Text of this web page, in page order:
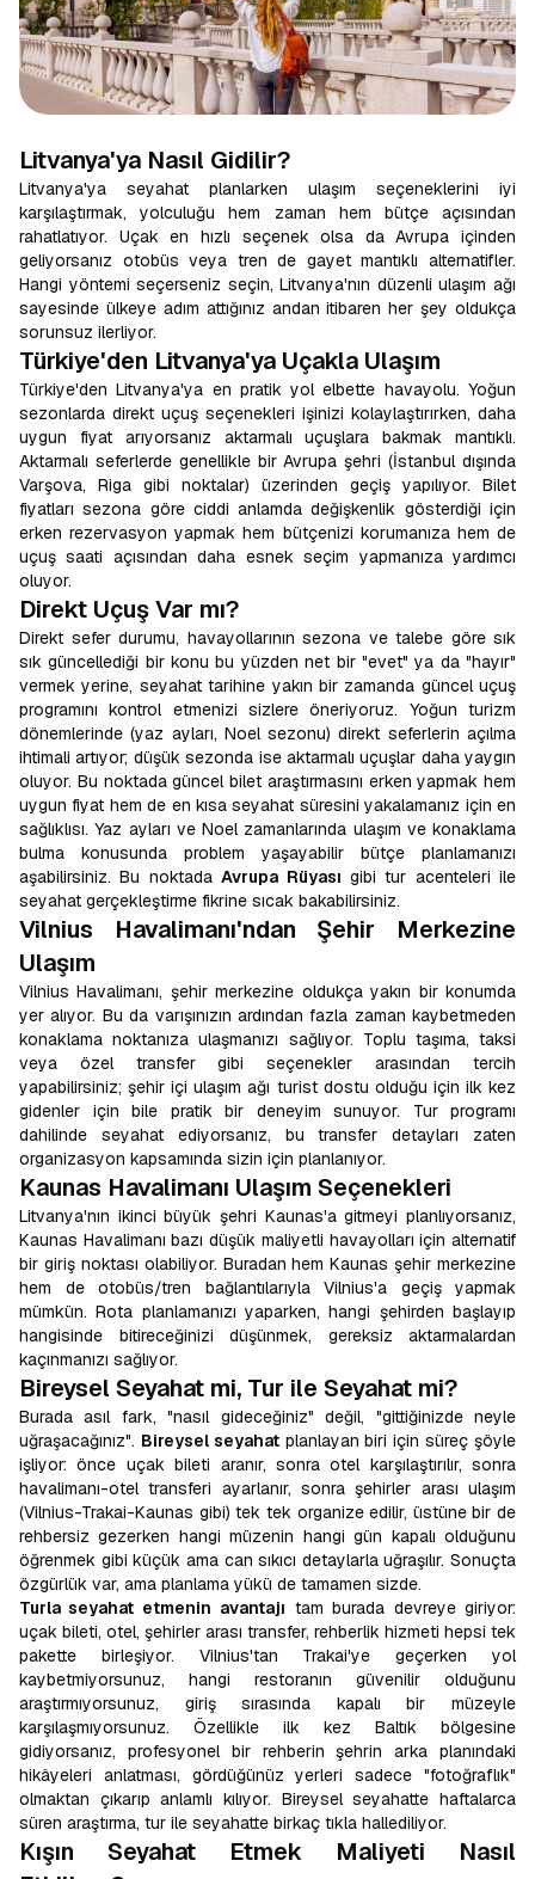
Litvanya'ya Nasıl Gidilir?
Litvanya'ya seyahat planlarken ulaşım seçeneklerini iyi
karşılaştırmak, yolculuğu hem zaman hem bütçe açısından
rahatlatıyor. Uçak en hızlı seçenek olsa da Avrupa içinden
geliyorsanız otobüs veya tren de gayet mantıklı alternatifler.
Hangi yöntemi seçerseniz seçin, Litvanya'nın düzenli ulaşım ağı
sayesinde ülkeye adım attığınız andan itibaren her şey oldukça
sorunsuz ilerliyor.
Türkiye'den Litvanya'ya Uçakla Ulaşım
Türkiye'den Litvanya'ya en pratik yol elbette havayolu. Yoğun
sezonlarda direkt uçuş seçenekleri işinizi kolaylaştırırken, daha
uygun fiyat arıyorsanız aktarmalı uçuşlara bakmak mantıklı.
Aktarmalı seferlerde genellikle bir Avrupa şehri (İstanbul dışında
Varşova, Riga gibi noktalar) üzerinden geçiş yapılıyor. Bilet
fiyatları sezona göre ciddi anlamda değişkenlik gösterdiği için
erken rezervasyon yapmak hem bütçenizi korumanıza hem de
uçuş saati açısından daha esnek seçim yapmanıza yardımcı
oluyor.
Direkt Uçuş Var mı?
Direkt sefer durumu, havayollarının sezona ve talebe göre sık
sık güncellediği bir konu bu yüzden net bir "evet" ya da "hayır"
vermek yerine, seyahat tarihine yakın bir zamanda güncel uçuş
programını kontrol etmenizi sizlere öneriyoruz. Yoğun turizm
dönemlerinde (yaz ayları, Noel sezonu) direkt seferlerin açılma
ihtimali artıyor; düşük sezonda ise aktarmalı uçuşlar daha yaygın
oluyor. Bu noktada güncel bilet araştırmasını erken yapmak hem
uygun fiyat hem de en kısa seyahat süresini yakalamanız için en
sağlıklısı. Yaz ayları ve Noel zamanlarında ulaşım ve konaklama
bulma konusunda problem yaşayabilir bütçe planlamanızı
aşabilirsiniz. Bu noktadaAvrupa Rüyası gibi tur acenteleri ile
seyahat gerçekleştirme fikrine sıcak bakabilirsiniz.
Vilnius Havalimanı'ndan Şehir Merkezine
Ulaşım
Vilnius Havalimanı, şehir merkezine oldukça yakın bir konumda
yer alıyor. Bu da varışınızın ardından fazla zaman kaybetmeden
konaklama noktanıza ulaşmanızı sağlıyor. Toplu taşıma, taksi
veya özel transfer gibi seçenekler arasından tercih
yapabilirsiniz; şehir içi ulaşım ağı turist dostu olduğu için ilk kez
gidenler için bile pratik bir deneyim sunuyor. Tur programı
dahilinde seyahat ediyorsanız, bu transfer detayları zaten
organizasyon kapsamında sizin için planlanıyor.
Kaunas Havalimanı Ulaşım Seçenekleri
Litvanya'nın ikinci büyük şehri Kaunas'a gitmeyi planlıyorsanız,
Kaunas Havalimanı bazı düşük maliyetli havayolları için alternatif
bir giriş noktası olabiliyor. Buradan hem Kaunas şehir merkezine
hem de otobüs/tren bağlantılarıyla Vilnius'a geçiş yapmak
mümkün. Rota planlamanızı yaparken, hangi şehirden başlayıp
hangisinde bitireceğinizi düşünmek, gereksiz aktarmalardan
kaçınmanızı sağlıyor.
Bireysel Seyahat mi, Tur ile Seyahat mi?
Burada asıl fark, "nasıl gideceğiniz" değil, "gittiğinizde neyle
uğraşacağınız". Bireysel seyahatplanlayan biri için süreç şöyle
işliyor: önce uçak bileti aranır, sonra otel karşılaştırılır, sonra
havalimanı-otel transferi ayarlanır, sonra şehirler arası ulaşım
(Vilnius-Trakai-Kaunas gibi) tek tek organize edilir, üstüne bir de
rehbersiz gezerken hangi müzenin hangi gün kapalı olduğunu
öğrenmek gibi küçük ama can sıkıcı detaylarla uğraşılır. Sonuçta
özgürlük var, ama planlama yükü de tamamen sizde.
Turla seyahat etmenin avantajı tam burada devreye giriyor:
uçak bileti, otel, şehirler arası transfer, rehberlik hizmeti hepsi tek
pakette birleşiyor. Vilnius'tan Trakai'ye geçerken yol
kaybetmiyorsunuz, hangi restoranın güvenilir olduğunu
araştırmıyorsunuz, giriş sırasında kapalı bir müzeyle
karşılaşmıyorsunuz. Özellikle ilk kez Baltık bölgesine
gidiyorsanız, profesyonel bir rehberin şehrin arka planındaki
hikâyeleri anlatması, gördüğünüz yerleri sadece "fotoğraflık"
olmaktan çıkarıp anlamlı kılıyor. Bireysel seyahatte haftalarca
süren araştırma, tur ile seyahatte birkaç tıkla hallediliyor.
Kışın Seyahat Etmek Maliyeti Nasıl